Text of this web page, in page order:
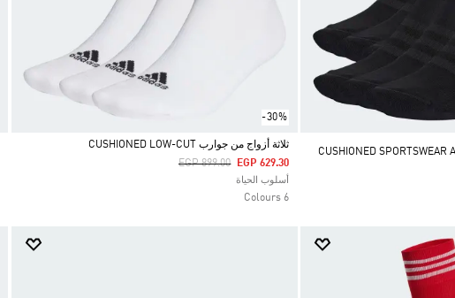
-30%
Selected
ثلاثة أزواج من جوارب CUSHIONED LOW-CUT
Price Reduced From
EGP 899.00ToEGP 629.30
أسلوب الحياة
6 Colours